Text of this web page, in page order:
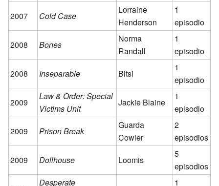
2007
Cold Case
Lorraine
Henderson
1
episodio
2008
Bones
Norma
Randall
1
episodio
2008
Inseparable Bitsi
1
episodio
2009
Law & Order: Special
Victims Unit
Jackie Blaine
1
episodio
2009
Prison Break
Guarda
Cowler
2
episodios
2009
Dollhouse Loomis
5
episodios
Desperate
1